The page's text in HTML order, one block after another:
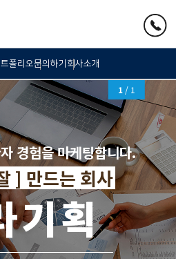
폴리오문의하기 회사소개
경험을 마케팅합니다.
] 만드는 회사
기획
1/ 1